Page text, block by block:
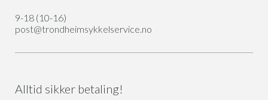
9-18 (10-16)
post@trondheimsykkelservice.no
Alltid sikker betaling!